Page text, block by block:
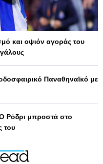
και οψιόν αγοράς του
Παναθηναϊκό με
Ρόδρι μπροστά στο
του